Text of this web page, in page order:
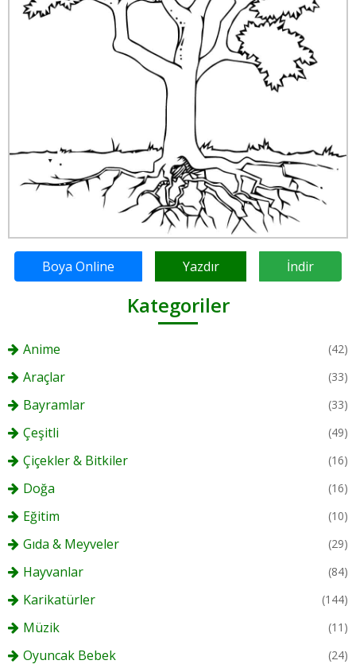
Boya Online Yazdır İndir
Kategoriler
Anime (42)
Araçlar (33)
Bayramlar (33)
Çeşitli (49)
Çiçekler & Bitkiler (16)
Doğa (16)
Eğitim (10)
Gıda & Meyveler (29)
Hayvanlar (84)
Karikatürler (144)
Müzik (11)
Oyuncak Bebek (24)